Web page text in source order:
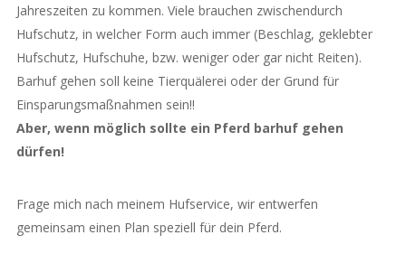
Jahreszeiten zu kommen. Viele brauchen zwischendurch
Hufschutz, in welcher Form auch immer (Beschlag, geklebter
Hufschutz, Hufschuhe, bzw. weniger oder gar nicht Reiten).
Barhuf gehen soll keine Tierquälerei oder der Grund für
Einsparungsmaßnahmen sein!!
Aber, wenn möglich sollte ein Pferd barhuf gehen
dürfen!
Frage mich nach meinem Hufservice, wir entwerfen
gemeinsam einen Plan speziell für dein Pferd.